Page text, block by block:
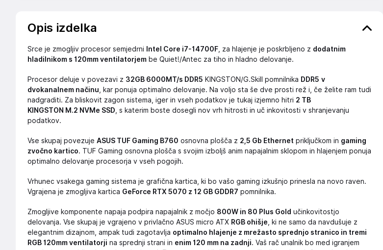
Opis izdelka
Srce je zmogljiv procesor semjedrni Intel Core i7-14700F , za hlajenje je poskrbljeno z dodatnim
hladilnikom s 120mm ventilatorjem be Quiet!/Antec za tiho in hladno delovanje.
Procesor deluje v povezavi z 32GB 6000MT/s DDR5 KINGSTON/G.Skill pomnilnika DDR5 v
dvokanalnem načinu , kar ponuja optimalno delovanje. Na voljo sta še dve prosti rež i, če želite ram tudi
nadgraditi. Za bliskovit zagon sistema, iger in vseh podatkov je tukaj izjemno hitri 2 TB
KINGSTON M.2 NVMe SSD , s katerim boste dosegli nov vrh hitrosti in uč inkovitosti v shranjevanju
podatkov.
Vse skupaj povezuje ASUS TUF Gaming B760 osnovna plošča z 2,5 Gb Ethernet priključkom in gaming
zvočno kartico. TUF Gaming osnovna plošča s svojim izboljš anim napajalnim sklopom in hlajenjem ponuja
optimalno delovanje procesorja v vseh pogojih.
Vrhunec vsakega gaming sistema je grafična kartica, ki bo vašo gaming izkušnjo prinesla na novo raven.
Vgrajena je zmogljiva kartica GeForce RTX 5070 z 12 GB GDDR7 pomnilnika.
Zmogljive komponente napaja podpira napajalnik z močjo 800W in 80 Plus Gold učinkovitostjo
delovanja. Vse skupaj je vgrajeno v privlačno ASUS micro ATX RGB ohišje , ki ne samo da navdušuje z
elegantnim dizajnom, ampak tudi zagotavlja optimalno hlajenje z mrežasto sprednjo stranico in tremi
RGB 120mm ventilatorji na sprednji strani in enim 120 mm na zadnji. Vaš rač unalnik bo med igranjem